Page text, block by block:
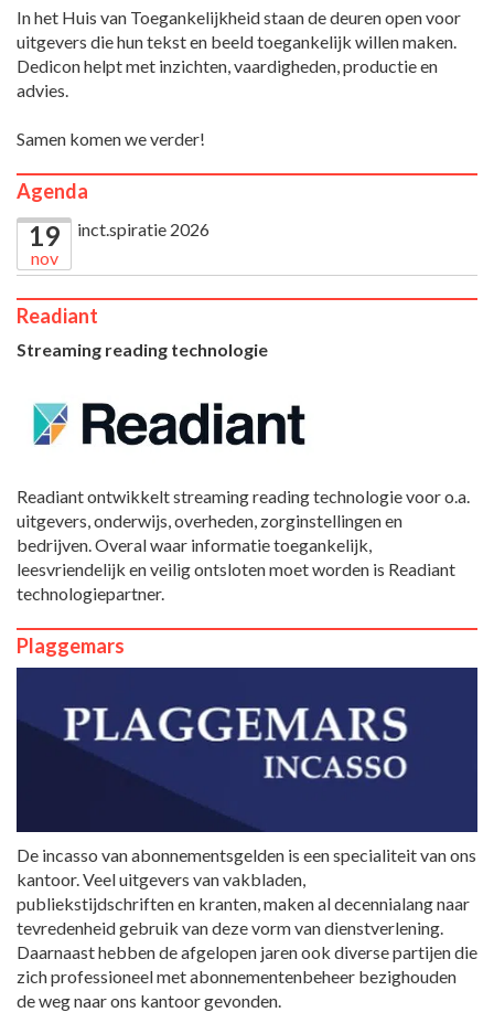
In het Huis van Toegankelijkheid staan de deuren open voor
uitgevers die hun tekst en beeld toegankelijk willen maken.
Dedicon helpt met inzichten, vaardigheden, productie en
advies.
Samen komen we verder!
Agenda
19
nov
inct.spiratie 2026
Readiant
Streaming reading technologie
Readiant ontwikkelt streaming reading technologie voor o.a.
uitgevers, onderwijs, overheden, zorginstellingen en
bedrijven. Overal waar informatie toegankelijk,
leesvriendelijk en veilig ontsloten moet worden is Readiant
technologiepartner.
Plaggemars
De incasso van abonnementsgelden is een specialiteit van ons
kantoor. Veel uitgevers van vakbladen,
publiekstijdschriften en kranten, maken al decennialang naar
tevredenheid gebruik van deze vorm van dienstverlening.
Daarnaast hebben de afgelopen jaren ook diverse partijen die
zich professioneel met abonnementenbeheer bezighouden
de weg naar ons kantoor gevonden.